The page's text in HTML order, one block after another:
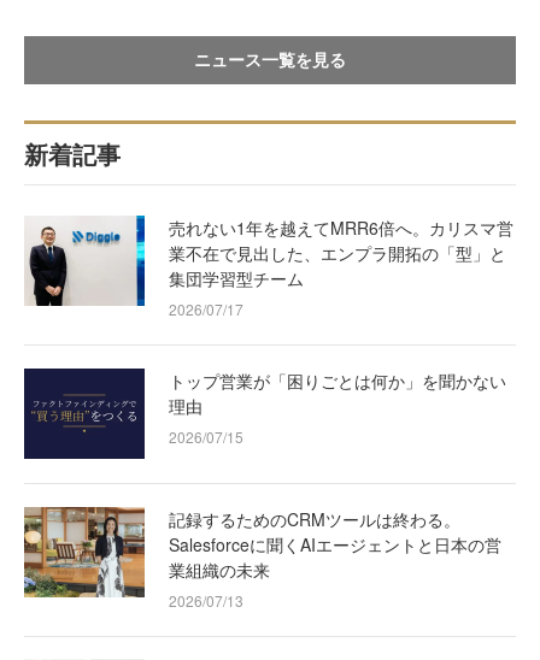
ニュース一覧を見る
新着記事
売れない1年を越えてMRR6倍へ。カリスマ営
業不在で見出した、エンプラ開拓の「型」と
集団学習型チーム
2026/07/17
トップ営業が「困りごとは何か」を聞かない
理由
2026/07/15
記録するためのCRMツールは終わる。
Salesforceに聞くAIエージェントと日本の営
業組織の未来
2026/07/13